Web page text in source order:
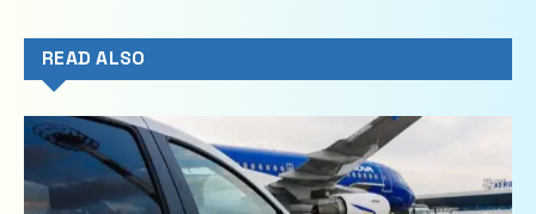
READ ALSO